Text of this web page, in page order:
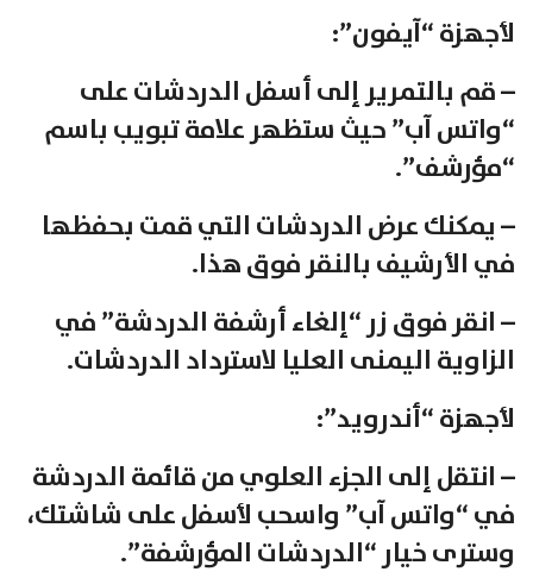
لأجهزة “آيفون”:
– قم بالتمرير إلى أسفل الدردشات على
“واتس آب” حيث ستظهر علامة تبويب باسم
“مؤرشف”.
– يمكنك عرض الدردشات التي قمت بحفظها
في الأرشيف بالنقر فوق هذا.
– انقر فوق زر “إلغاء أرشفة الدردشة” في
الزاوية اليمنى العليا لاسترداد الدردشات.
لأجهزة “أندرويد”:
– انتقل إلى الجزء العلوي من قائمة الدردشة
في “واتس آب” واسحب لأسفل على شاشتك،
وسترى خيار “الدردشات المؤرشفة”.